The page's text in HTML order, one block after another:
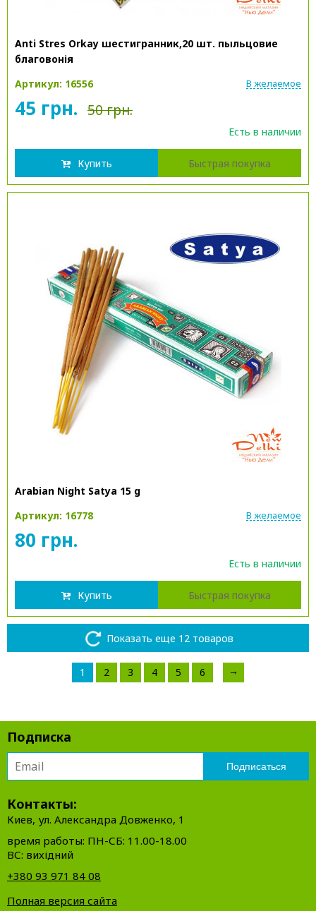
Anti Stres Orkay шестигранник,20 шт. пыльцовие
благовонія
Артикул: 16556
В желаемое
45 грн. 50 грн.
Есть в наличии
Купить Быстрая покупка
Arabian Night Satya 15 g
Артикул: 16778
В желаемое
80 грн.
Есть в наличии
Купить Быстрая покупка
Показать еще 12 товаров
1 2 3 4 5 6 →
Подписка
Контакты:
Киев, ул. Александра Довженко, 1
время работы: ПН-СБ: 11.00-18.00
ВС: вихідний
+380 93 971 84 08
Полная версия сайта